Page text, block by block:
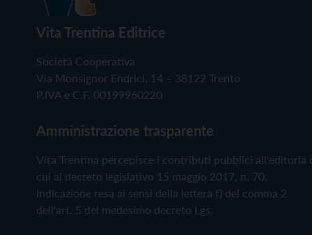
Vita Trentina Editrice
Società Cooperativa
Via Monsignor Endrici, 14 – 38122 Trento
P.IVA e C.F. 00199960220
Amministrazione trasparente
Vita Trentina percepisce i contributi pubblici all'editoria
cui al decreto legislativo 15 maggio 2017, n. 70.
Indicazione resa ai sensi della lettera f) del comma 2
dell'art. 5 del medesimo decreto Lgs.